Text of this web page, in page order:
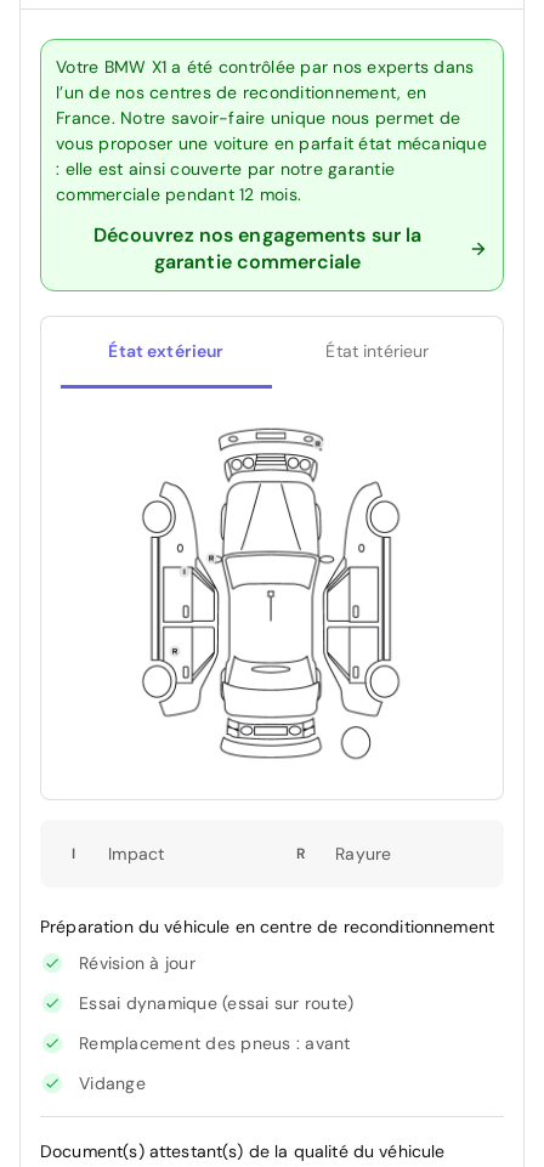
Votre BMW X1 a été contrôlée par nos experts dans
l’un de nos centres de reconditionnement, en
France. Notre savoir-faire unique nous permet de
vous proposer une voiture en parfait état mécanique
: elle est ainsi couverte par notre garantie
commerciale pendant 12 mois.
Découvrez nos engagements sur la
garantie commerciale
État extérieur État intérieur
I Impact R Rayure
Préparation du véhicule en centre de reconditionnement
Révision à jour
Essai dynamique (essai sur route)
Remplacement des pneus : avant
Vidange
Document(s) attestant(s) de la qualité du véhicule